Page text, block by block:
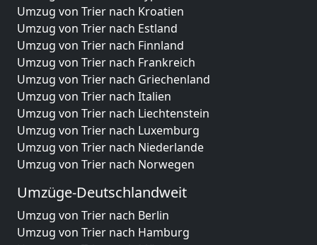
Umzug von Trier nach Kroatien
Umzug von Trier nach Estland
Umzug von Trier nach Finnland
Umzug von Trier nach Frankreich
Umzug von Trier nach Griechenland
Umzug von Trier nach Italien
Umzug von Trier nach Liechtenstein
Umzug von Trier nach Luxemburg
Umzug von Trier nach Niederlande
Umzug von Trier nach Norwegen
Umzüge-Deutschlandweit
Umzug von Trier nach Berlin
Umzug von Trier nach Hamburg